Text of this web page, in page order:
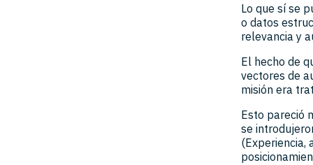
Lo que sí se
o datos
relevancia y
El hecho de
vectores de
misión era
Esto pareció
se
(Experiencia,